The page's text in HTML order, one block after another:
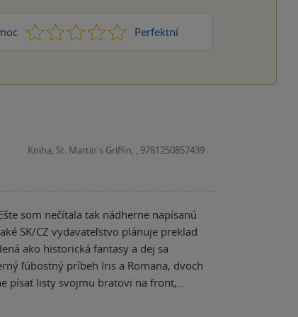
1 2 3 4 Perfektní
5
Kniha, St. Martin's Griffin, , 9781250857439
som nečítala tak nádherne napísanú
SK/CZ vydavateľstvo plánuje preklad
ľúbostný príbeh Iris a Romana, dvoch
písať listy svojmu bratovi na front,
príbeh lásky medzi riadkami